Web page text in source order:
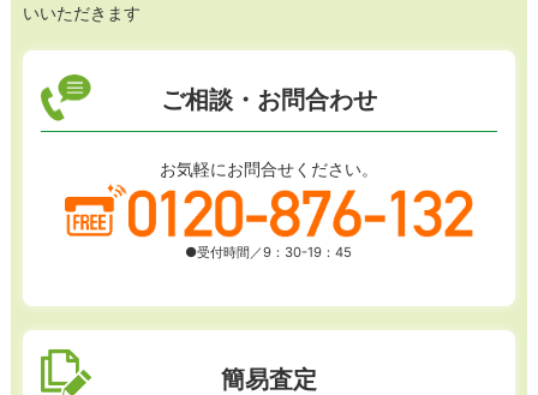
いいただきます
ご相談・お問合わせ
お気軽にお問合せください。
●受付時間／9：30-19：45
簡易査定